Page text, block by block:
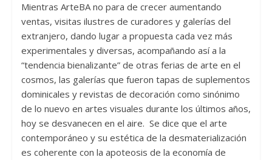
Mientras ArteBA no para de crecer aumentando
ventas, visitas ilustres de curadores y galerías del
extranjero, dando lugar a propuesta cada vez más
experimentales y diversas, acompañando así a la
“tendencia bienalizante” de otras ferias de arte en el
cosmos, las galerías que fueron tapas de suplementos
dominicales y revistas de decoración como sinónimo
de lo nuevo en artes visuales durante los últimos años,
hoy se desvanecen en el aire. Se dice que el arte
contemporáneo y su estética de la desmaterialización
es coherente con la apoteosis de la economía de